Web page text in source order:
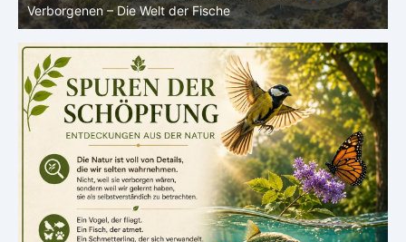
Leben im Verborgenen – Die Welt der Fische